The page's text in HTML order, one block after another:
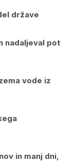
države
nadaljeval pot
vode iz
in manj dni,